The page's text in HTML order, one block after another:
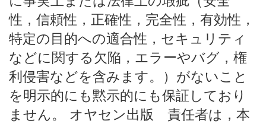
性，信頼性，正確性，完全性，有効性，
特定の目的への適合性，セキュリティ
などに関する欠陥，エラーやバグ，権
利侵害などを含みます。）がないこと
を明示的にも黙示的にも保証しており
ません。 オヤセン出版 責任者は，本